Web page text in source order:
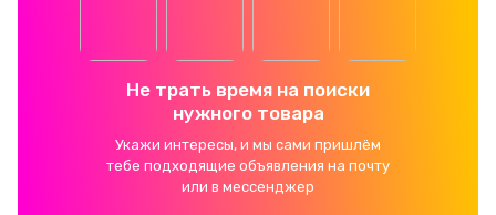
Не трать время на поиски
нужного товара
Укажи интересы, и мы сами пришлём
тебе подходящие объявления на почту
или в мессенджер